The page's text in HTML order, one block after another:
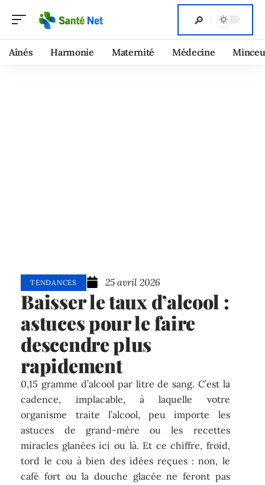
Aînés Harmonie Maternité Médecine
TENDANCES 25 avril 2026
Baisser le taux d’alcool :
astuces pour le faire
descendre plus
rapidement
0,15 gramme d’alcool par litre de sang. C’est la
cadence, implacable, à laquelle votre
organisme traite l’alcool, peu importe les
astuces de grand-mère ou les recettes
miracles glanées ici ou là. Et ce chiffre, froid,
tord le cou à bien des idées reçues : non, le
café fort ou la douche glacée ne feront pas